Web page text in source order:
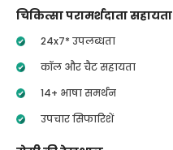
चिकित्सा परामर्शदाता सहायता
24x7* उपलब्धता
कॉल और चैट सहायता
14+ भाषा समर्थन
उपचार सिफारिशें